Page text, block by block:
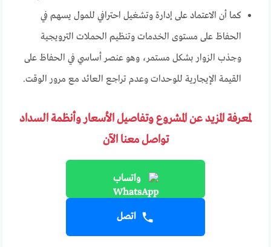
كما أن الاعتماد على إدارة وتشغيل احترافي للمول يسهم في
الحفاظ على مستوى الخدمات وتنظيم الحملات الترويجية
وجذب الزوار بشكل مستمر، وهو عنصر أساسي في الحفاظ على
القيمة الإيجارية للوحدات وعدم تراجع العائد مع مرور الوقت.
لمعرفة المزيد عن المشروع وتفاصيل الأسعار وأنظمة السداد
تواصل معنا الآن
واتساب
اتصل